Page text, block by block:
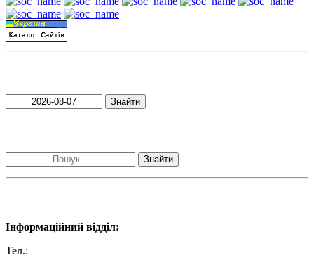
Знайти
Знайти
Інформаційний відділ:
Тел.: